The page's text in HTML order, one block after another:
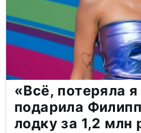
«Всё, потеряла
подарила
лодку за 1,2 млн